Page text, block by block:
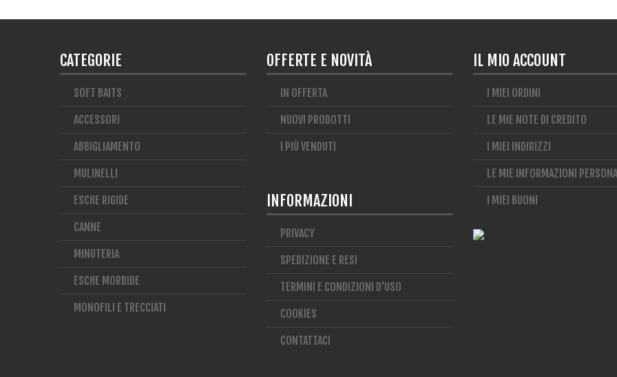
CATEGORIE
SOFT BAITS
ACCESSORI
ABBIGLIAMENTO
MULINELLI
ESCHE RIGIDE
CANNE
MINUTERIA
ESCHE MORBIDE
MONOFILI E TRECCIATI
OFFERTE E NOVITÀ
IN OFFERTA
NUOVI PRODOTTI
I PIÙ VENDUTI
INFORMAZIONI
PRIVACY
SPEDIZIONE E RESI
TERMINI E CONDIZIONI D'USO
COOKIES
CONTATTACI
IL MIO ACCOUNT
I MIEI ORDINI
LE MIE NOTE DI CREDITO
I MIEI INDIRIZZI
LE MIE INFORMAZIONI
I MIEI BUONI